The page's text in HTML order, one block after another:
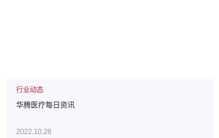
行业动态
华腾医疗每日资讯
2022.10.28